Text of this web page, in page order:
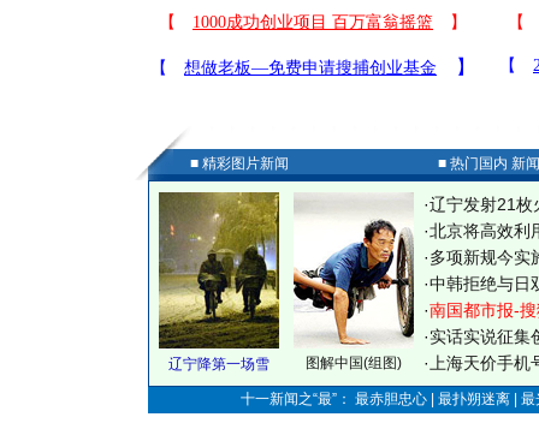
■ 精彩图片新闻 ■ 热门国内 新
辽宁降第一场雪 图解中国(组图)
·辽宁发射21枚
·北京将高效利
·多项新规今实
·中韩拒绝与日
·南国都市报-
·实话实说征集
· 上海天价手
十一新闻之“最”： 最赤胆忠心 | 最扑朔迷离 |